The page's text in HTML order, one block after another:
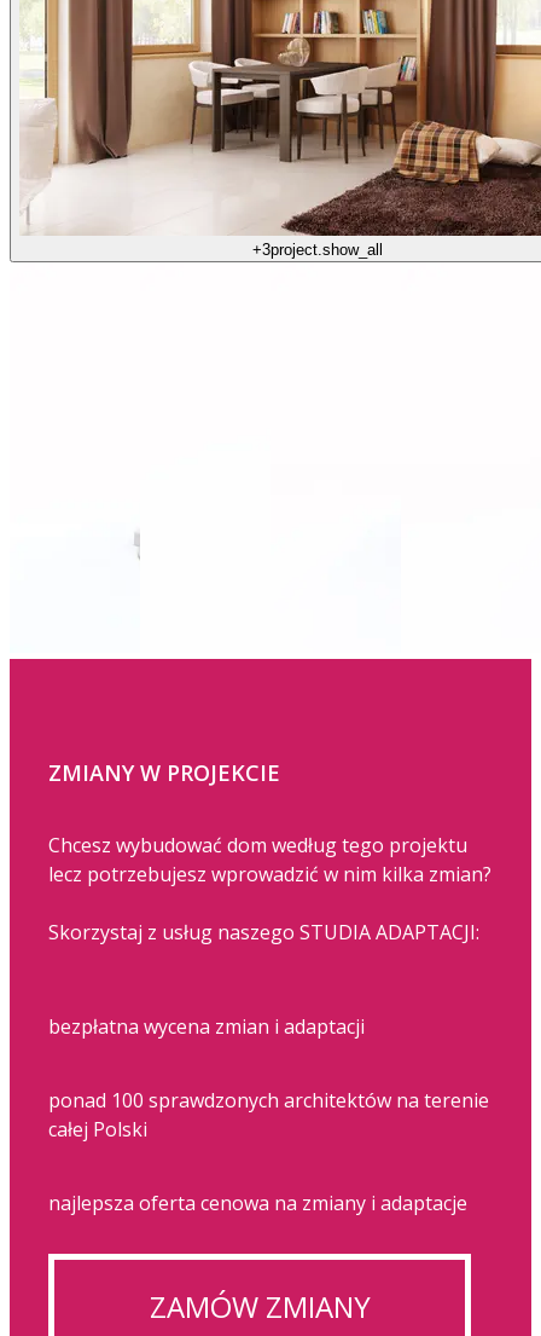
+3project.show_all
ZMIANY W PROJEKCIE
Chcesz wybudować dom według tego projektu
lecz potrzebujesz wprowadzić w nim kilka zmian?
Skorzystaj z usług naszego STUDIA ADAPTACJI:
bezpłatna wycena zmian i adaptacji
ponad 100 sprawdzonych architektów na terenie
całej Polski
najlepsza oferta cenowa na zmiany i adaptacje
ZAMÓW ZMIANY